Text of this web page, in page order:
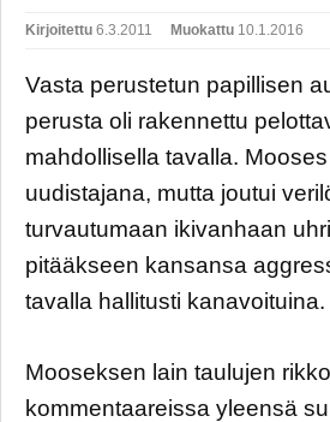
Kirjoitettu 6.3.2011 Muokattu 10.1.2016
Vasta perustetun papillisen
perusta oli rakennettu
mahdollisella tavalla.
uudistajana, mutta joutui
turvautumaan ikivanhaan
pitääkseen kansansa
tavalla hallitusti kanavoituina.
Mooseksen lain taulujen
kommentaareissa yleensä